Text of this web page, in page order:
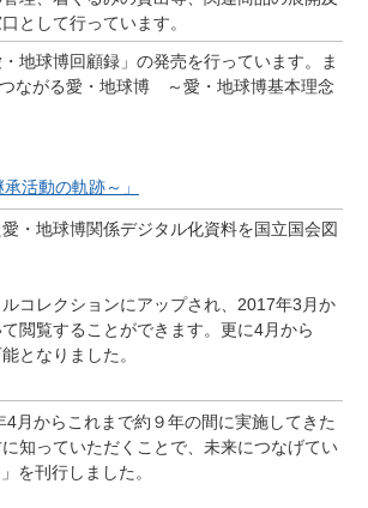
として行っています。
地球博回顧録」の発売を行っています。ま
ながる愛・地球博 ～愛・地球博基本理念
活動の軌跡～」
・地球博関係デジタル化資料を国立国会図
コレクションにアップされ、2017年3月か
閲覧することができます。更に4月から
となりました。
月からこれまで約９年の間に実施してきた
知っていただくことで、未来につなげてい
を刊行しました。